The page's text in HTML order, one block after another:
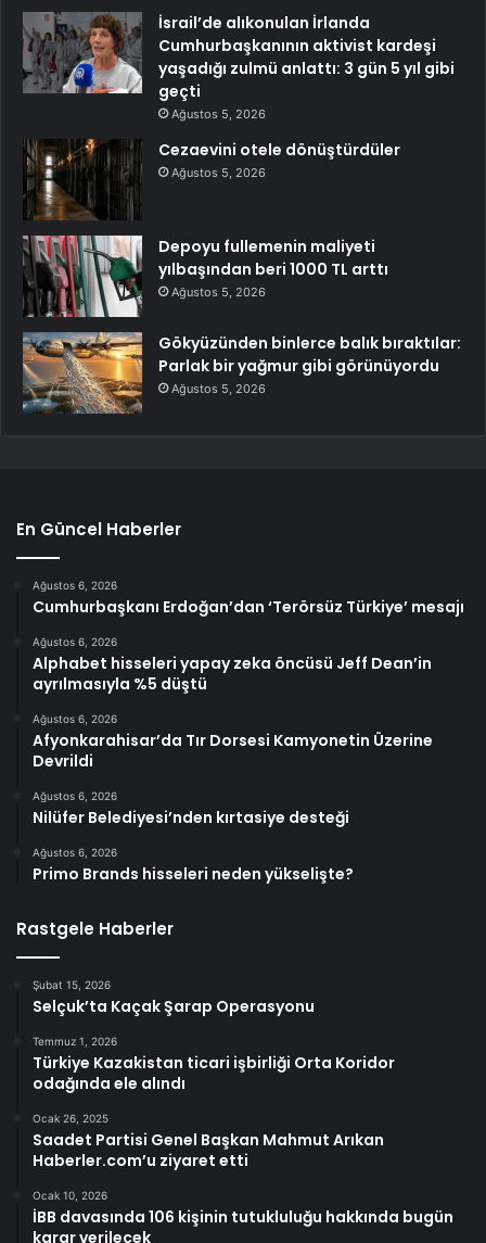
İsrail’de alıkonulan İrlanda
Cumhurbaşkanının aktivist kardeşi
yaşadığı zulmü anlattı: 3 gün 5 yıl gibi
geçti
Ağustos 5, 2026
Cezaevini otele dönüştürdüler
Ağustos 5, 2026
Depoyu fullemenin maliyeti
yılbaşından beri 1000 TL arttı
Ağustos 5, 2026
Gökyüzünden binlerce balık bıraktılar:
Parlak bir yağmur gibi görünüyordu
Ağustos 5, 2026
En Güncel Haberler
Ağustos 6, 2026
Cumhurbaşkanı Erdoğan’dan ‘Terörsüz Türkiye’ mesajı
Ağustos 6, 2026
Alphabet hisseleri yapay zeka öncüsü Jeff Dean’in
ayrılmasıyla %5 düştü
Ağustos 6, 2026
Afyonkarahisar’da Tır Dorsesi Kamyonetin Üzerine
Devrildi
Ağustos 6, 2026
Nilüfer Belediyesi’nden kırtasiye desteği
Ağustos 6, 2026
Primo Brands hisseleri neden yükselişte?
Rastgele Haberler
Şubat 15, 2026
Selçuk’ta Kaçak Şarap Operasyonu
Temmuz 1, 2026
Türkiye Kazakistan ticari işbirliği Orta Koridor
odağında ele alındı
Ocak 26, 2025
Saadet Partisi Genel Başkan Mahmut Arıkan
Haberler.com’u ziyaret etti
Ocak 10, 2026
İBB davasında 106 kişinin tutukluluğu hakkında bugün
karar verilecek